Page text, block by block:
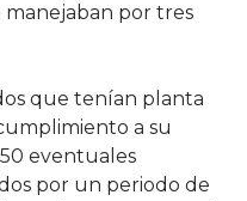
por tres
que tenían planta
a su
eventuales
por un periodo de